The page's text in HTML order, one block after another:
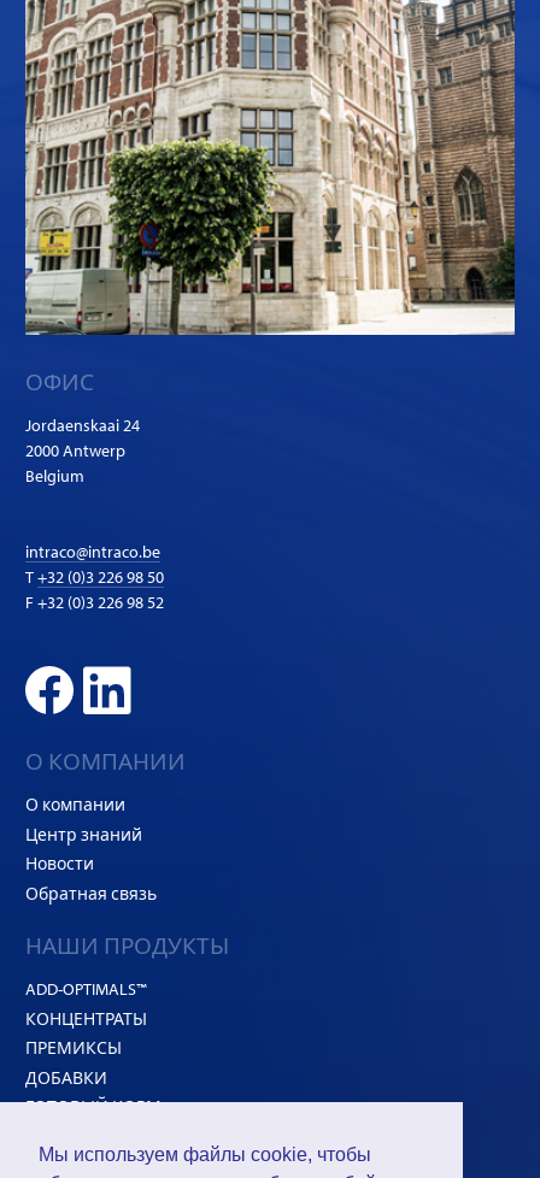
Мы используем файлы cookie, чтобы
ОФИС
Jordaenskaai 24
2000 Antwerp
Belgium
intraco@intraco.be
T+32 (0)3 226 98 50
F +32 (0)3 226 98 52
О КОМПАНИИ
О компании
Центр знаний
Новости
Обратная связь
НАШИ ПРОДУКТЫ
ADD-OPTIMALS™
КОНЦЕНТРАТЫ
ПРЕМИКСЫ
ДОБАВКИ
ГОТОВЫЙ КОРМ
HI-CONCEPT™